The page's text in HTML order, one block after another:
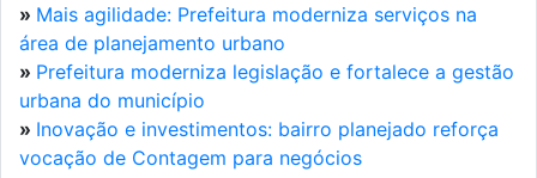
» Mais agilidade: Prefeitura moderniza serviços na
área de planejamento urbano
» Prefeitura moderniza legislação e fortalece a gestão
urbana do município
» Inovação e investimentos: bairro planejado reforça
vocação de Contagem para negócios